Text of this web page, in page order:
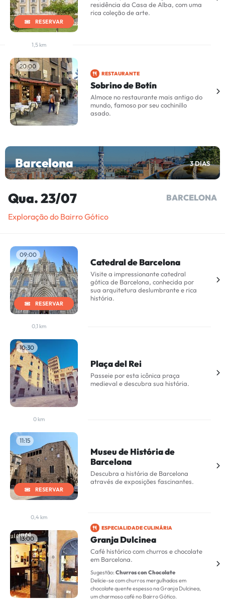
RESERVAR
residência da Casa de Alba, com uma
rica coleção de arte.
1,5 km
20:00
RESTAURANTE
Sobrino de Botín
Almoce no restaurante mais antigo do
mundo, famoso por seu cochinillo
asado.
Barcelona 3 DIAS
Qua. 23/07
BARCELONA
Exploração do Bairro Gótico
09:00
RESERVAR
Catedral de Barcelona
Visite a impressionante catedral
gótica de Barcelona, conhecida por
sua arquitetura deslumbrante e rica
história.
0,1 km
10:30
Plaça del Rei
Passeie por esta icônica praça
medieval e descubra sua história.
0 km
11:15
RESERVAR
Museu de História de
Barcelona
Descubra a história de Barcelona
através de exposições fascinantes.
0,4 km
13:00
ESPECIALIDADE CULINÁRIA
Granja Dulcinea
Café histórico com churros e chocolate
em Barcelona.
Sugestão: Churros con Chocolate
Delicie-se com churros mergulhados em
chocolate quente espesso na Granja Dulcinea,
um charmoso café no Bairro Gótico.